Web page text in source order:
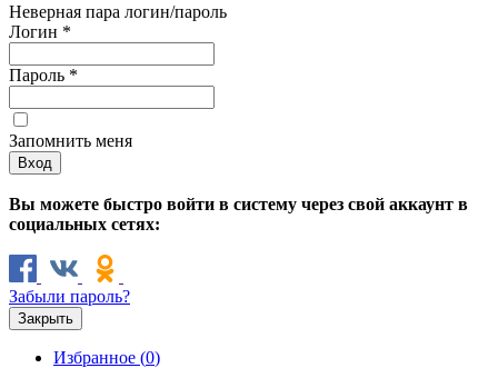
Неверная пара логин/пароль
Логин *
Пароль *
Запомнить меня
Вы можете быстро войти в систему через свой аккаунт в
социальных сетях:
Забыли пароль?
Закрыть
Избранное (0)